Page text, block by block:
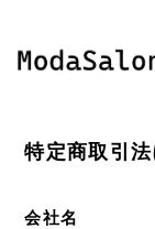
特定商取引
会社名